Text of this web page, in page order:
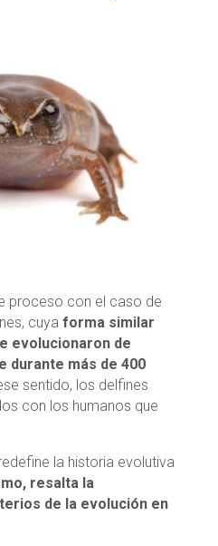
proceso con el caso de
cuya forma similar
evolucionaron de
durante más de 400
sentido, los delfines
con los humanos que
la historia evolutiva
resalta la
de la evolución en